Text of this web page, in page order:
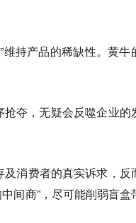
持产品的稀缺性。黄牛
夺，无疑会反噬企业的
消费者的真实诉求，反
间商”，尽可能削弱盲盒